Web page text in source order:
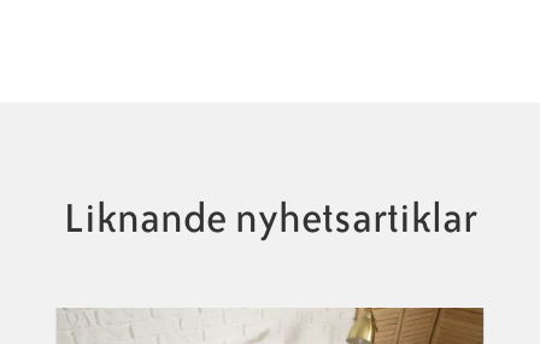
Liknande nyhetsartiklar